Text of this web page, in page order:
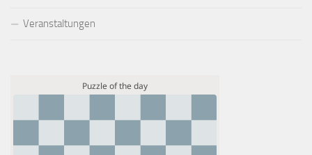
Veranstaltungen